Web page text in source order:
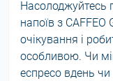
Насолоджуйтесь
напоїв з
очікування і
особливою. Чи
еспресо вдень чи